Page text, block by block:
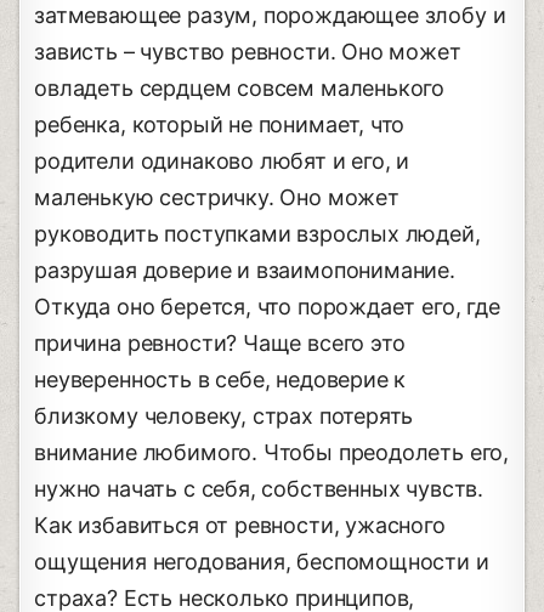
затмевающее разум, порождающее злобу и
зависть – чувство ревности. Оно может
овладеть сердцем совсем маленького
ребенка, который не понимает, что
родители одинаково любят и его, и
маленькую сестричку. Оно может
руководить поступками взрослых людей,
разрушая доверие и взаимопонимание.
Откуда оно берется, что порождает его, где
причина ревности? Чаще всего это
неуверенность в себе, недоверие к
близкому человеку, страх потерять
внимание любимого. Чтобы преодолеть его,
нужно начать с себя, собственных чувств.
Как избавиться от ревности, ужасного
ощущения негодования, беспомощности и
страха? Есть несколько принципов,